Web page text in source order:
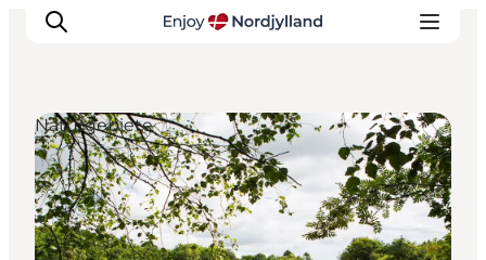
Erlebnisse
Reiseplanung
Destinationen
Naturgebiete